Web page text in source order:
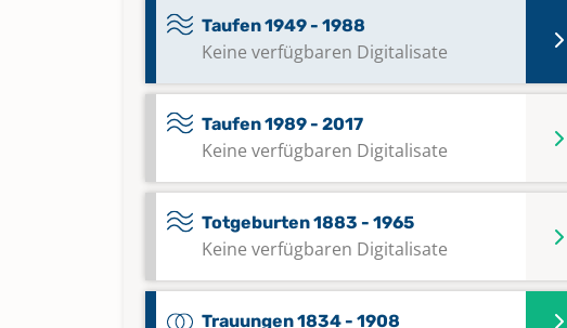
Taufen 1949 - 1988
Keine verfügbaren Digitalisate
Taufen 1989 - 2017
Keine verfügbaren Digitalisate
Totgeburten 1883 - 1965
Keine verfügbaren Digitalisate
Trauungen 1834 - 1908